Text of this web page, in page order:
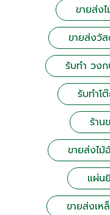
ขายส่ง
ขายส่งวั
รับทำ วง
รับทำโ
ร้าน
ขายส่งไ
แผ่น
ขายส่งเห